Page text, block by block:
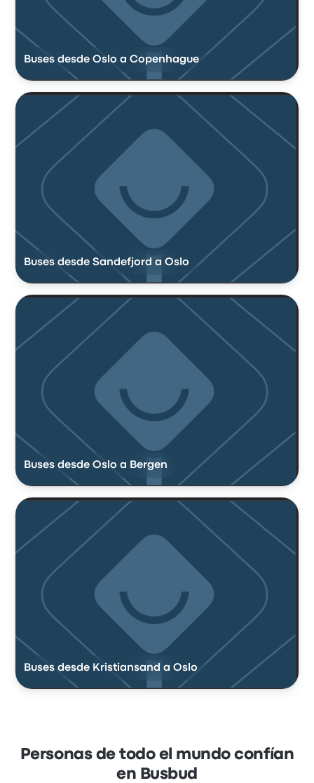
Buses desde Oslo a Copenhague
Buses desde Sandefjord a Oslo
Buses desde Oslo a Bergen
Buses desde Kristiansand a Oslo
Personas de todo el mundo confían
en Busbud